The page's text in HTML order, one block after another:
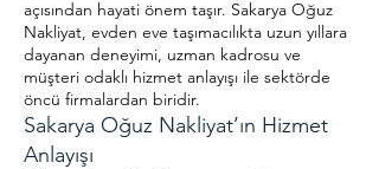
açısından hayati önem taşır. Sakarya Oğuz
Nakliyat, evden eve taşımacılıkta uzun yıllara
dayanan deneyimi, uzman kadrosu ve
müşteri odaklı hizmet anlayışı ile sektörde
öncü firmalardan biridir.
Sakarya Oğuz Nakliyat’ın Hizmet
Anlayışı